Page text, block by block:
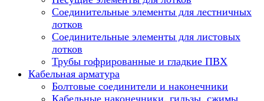
Соединительные элементы для лестничных
лотков
Соединительные элементы для листовых
лотков
Трубы гофрированные и гладкие ПВХ
Кабельная арматура
Болтовые соединители и наконечники
Кабельные наконечники, гильзы, сжимы